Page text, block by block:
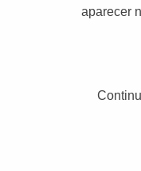
aparecer